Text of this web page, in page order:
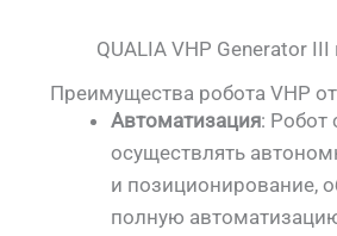
QUALIA VHP Generator
Преимущества робота VHP
Автоматизация: Робот
осуществлять
и позиционирование,
полную